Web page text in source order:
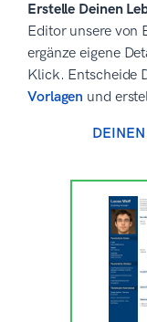
Erstelle Deinen
Editor unsere von
ergänze eigene
Klick. Entscheide
Vorlagen und